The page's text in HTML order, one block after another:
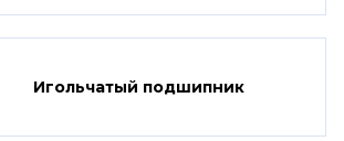
Игольчатый подшипник